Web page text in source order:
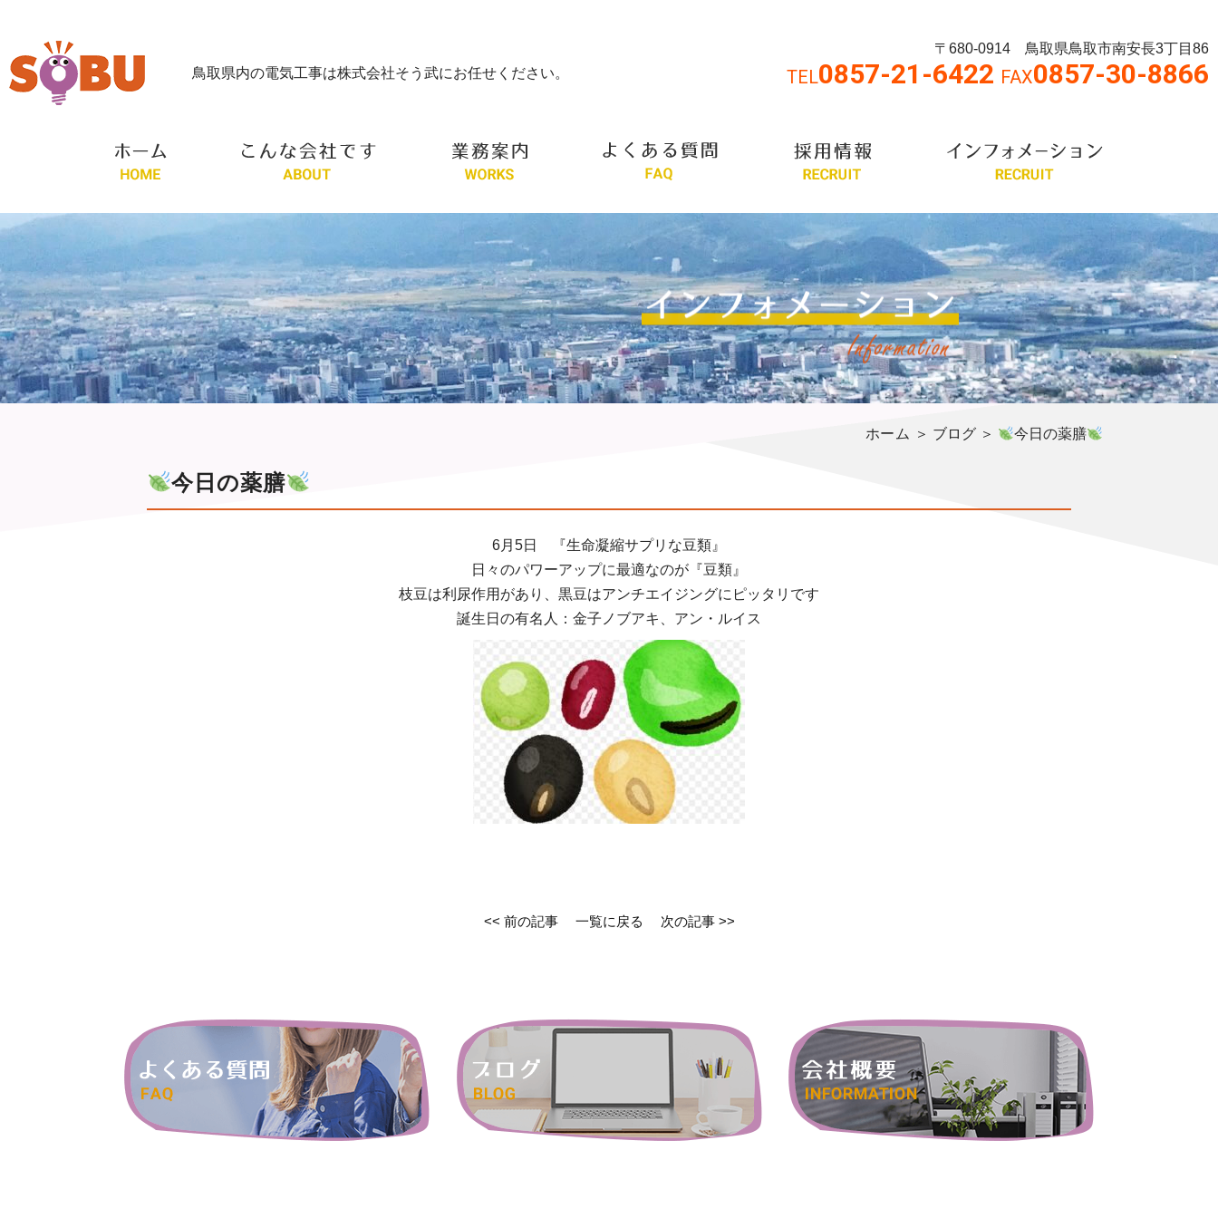
鳥取県内の電気工事は株式会社そう武にお任せください。
〒680-0914 鳥取県鳥取市南安長3丁目86
TEL0857-21-6422 FAX0857-30-8866
ホーム ＞ ブログ ＞ 今日の薬膳
今日の薬膳
6月5日 『生命凝縮サプリな豆類』
日々のパワーアップに最適なのが『豆類』
枝豆は利尿作用があり、黒豆はアンチエイジングにピッタリです
誕生日の有名人：金子ノブアキ、アン・ルイス
<< 前の記事 一覧に戻る 次の記事 >>